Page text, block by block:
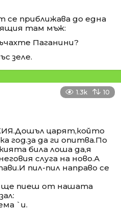
приближава до една
там мъж:
Паганини?
зеле.
1.3k 10
царят,който
год.за да ги опитва.По
била лоша да,я
слуга на ново.А
пил-пил направо се
ще пиеш от нашата
`и.